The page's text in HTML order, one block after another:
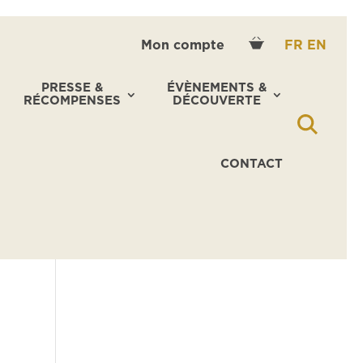
Mon compte FR EN
PRESSE &
RÉCOMPENSES
ÉVÈNEMENTS &
DÉCOUVERTE
CONTACT